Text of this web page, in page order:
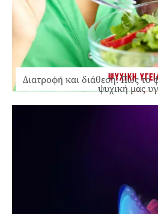
ΨΥΧΙΚΗ
Διατροφή και διάθεση: Πώς το
ψυχική μας